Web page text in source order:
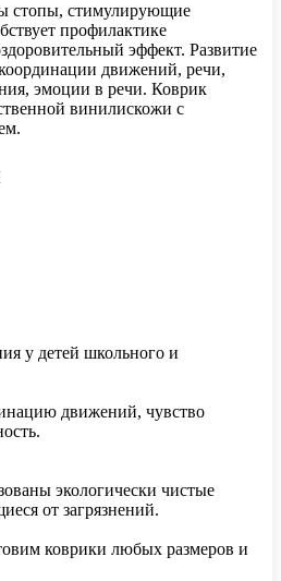
стопы, стимулирующие
профилактике
эффект. Развитие
движений, речи,
эмоции в речи. Коврик
винилискожи с
у детей школьного и
движений, чувство
экологически чистые
от загрязнений.
коврики любых размеров и